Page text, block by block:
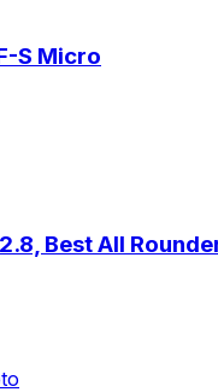
S Micro
Best All